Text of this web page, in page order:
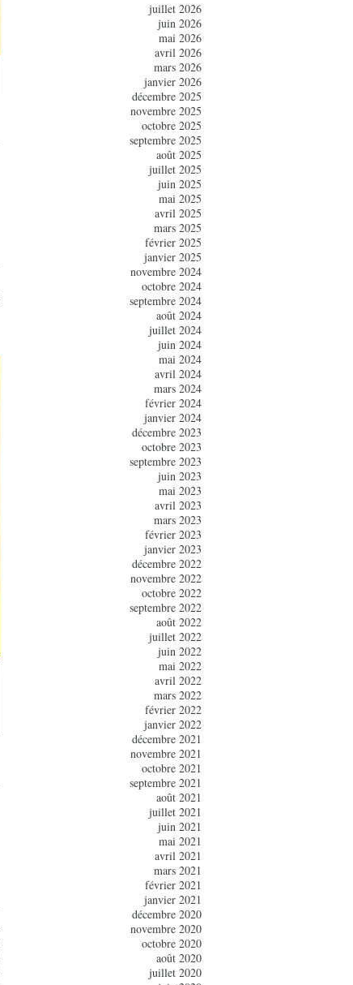
juillet 2026
juin 2026
mai 2026
avril 2026
mars 2026
janvier 2026
décembre 2025
novembre 2025
octobre 2025
septembre 2025
août 2025
juillet 2025
juin 2025
mai 2025
avril 2025
mars 2025
février 2025
janvier 2025
novembre 2024
octobre 2024
septembre 2024
août 2024
juillet 2024
juin 2024
mai 2024
avril 2024
mars 2024
février 2024
janvier 2024
décembre 2023
octobre 2023
septembre 2023
juin 2023
mai 2023
avril 2023
mars 2023
février 2023
janvier 2023
décembre 2022
novembre 2022
octobre 2022
septembre 2022
août 2022
juillet 2022
juin 2022
mai 2022
avril 2022
mars 2022
février 2022
janvier 2022
décembre 2021
novembre 2021
octobre 2021
septembre 2021
août 2021
juillet 2021
juin 2021
mai 2021
avril 2021
mars 2021
février 2021
janvier 2021
décembre 2020
novembre 2020
octobre 2020
août 2020
juillet 2020